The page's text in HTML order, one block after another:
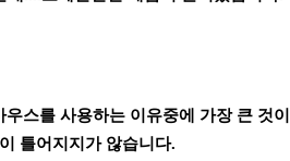
스를 사용하는 이유중에 가장 큰 것이
틀어지지가 않습니다.